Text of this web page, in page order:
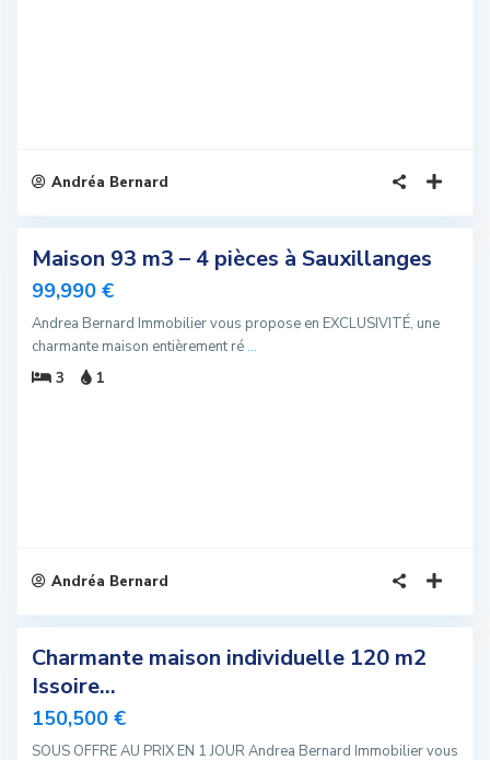
Andréa Bernard
Maison 93 m3 – 4 pièces à Sauxillanges
99,990 €
Andrea Bernard Immobilier vous propose en EXCLUSIVITÉ, une
charmante maison entièrement ré...
3
1
Andréa Bernard
Charmante maison individuelle 120 m2
Issoire...
150,500 €
SOUS OFFRE AU PRIX EN 1 JOUR Andrea Bernard Immobilier vous